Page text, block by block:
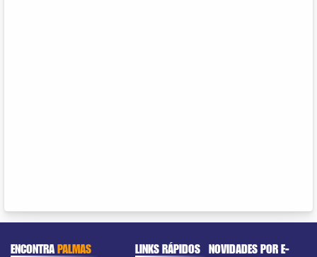
ENCONTRAPALMAS LINKS RÁPIDOS NOVIDADES POR E-